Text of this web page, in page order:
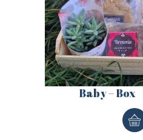
Baby – Box